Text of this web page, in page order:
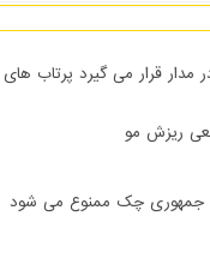
پارس 2 در مدار قرار می گیرد
ریزش مو
جمهوری چک ممنوع می شود